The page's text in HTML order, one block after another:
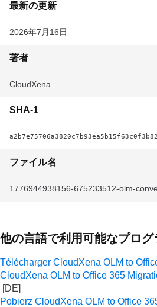
最新の更新
2026年7月16日
著者
CloudXena
SHA-1
ファイル名
1776944938156-675233512-olm-
他の言語で利用可能なプログ
Télécharger CloudXena OLM to
CloudXena OLM to Office 365
Pobierz CloudXena OLM to Office